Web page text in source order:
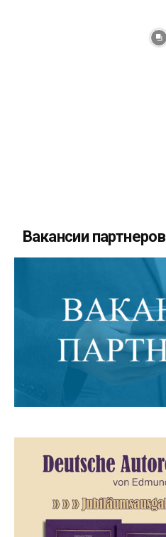
Вакансии партнеров